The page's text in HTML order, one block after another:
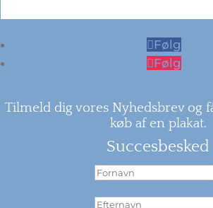
Følg
Følg
Tilmeld dig vores Nyhedsbrev og
køb af en plakat.
Succesbesked